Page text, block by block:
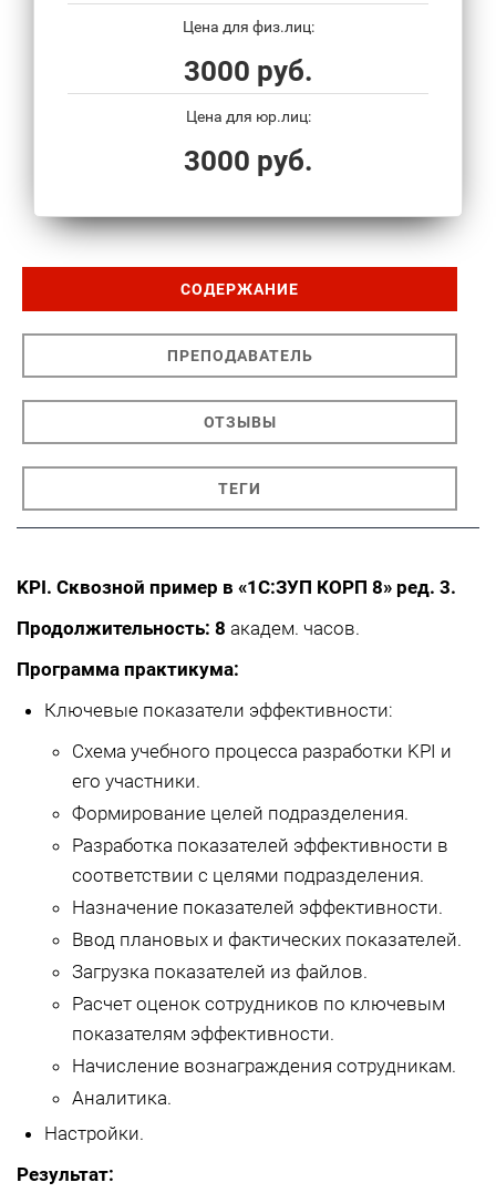
Цена для физ.лиц:
3000 руб.
Цена для юр.лиц:
3000 руб.
СОДЕРЖАНИЕ
ПРЕПОДАВАТЕЛЬ
ОТЗЫВЫ
ТЕГИ
KPI. Сквозной пример в «1С:ЗУП КОРП 8» ред. 3.
Продолжительность: 8 академ. часов.
Программа практикума:
Ключевые показатели эффективности:
Схема учебного процесса разработки KPI и
его участники.
Формирование целей подразделения.
Разработка показателей эффективности в
соответствии с целями подразделения.
Назначение показателей эффективности.
Ввод плановых и фактических показателей.
Загрузка показателей из файлов.
Расчет оценок сотрудников по ключевым
показателям эффективности.
Начисление вознаграждения сотрудникам.
Аналитика.
Настройки.
Результат: